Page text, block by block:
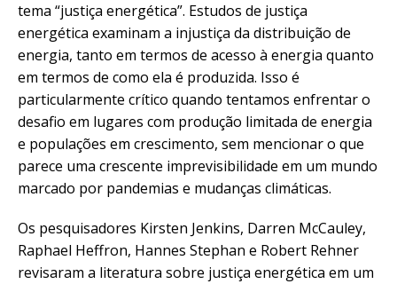
tema “justiça energética”. Estudos de justiça
energética examinam a injustiça da distribuição de
energia, tanto em termos de acesso à energia quanto
em termos de como ela é produzida. Isso é
particularmente crítico quando tentamos enfrentar o
desafio em lugares com produção limitada de energia
e populações em crescimento, sem mencionar o que
parece uma crescente imprevisibilidade em um mundo
marcado por pandemias e mudanças climáticas.
Os pesquisadores Kirsten Jenkins, Darren McCauley,
Raphael Heffron, Hannes Stephan e Robert Rehner
revisaram a literatura sobre justiça energética em um